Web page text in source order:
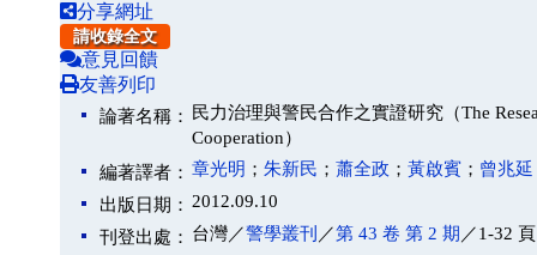
分享網址
請收錄全文
意見回饋
友善列印
論著名稱：
民力治理與警民合作之實證研究（The
Cooperation）
編著譯者： 章光明 ； 朱新民 ； 蕭全政 ； 黃啟賓 ； 曾兆延
出版日期： 2012.09.10
刊登出處： 台灣／警學叢刊 ／第 43 卷 第 2 期 ／1-32 頁